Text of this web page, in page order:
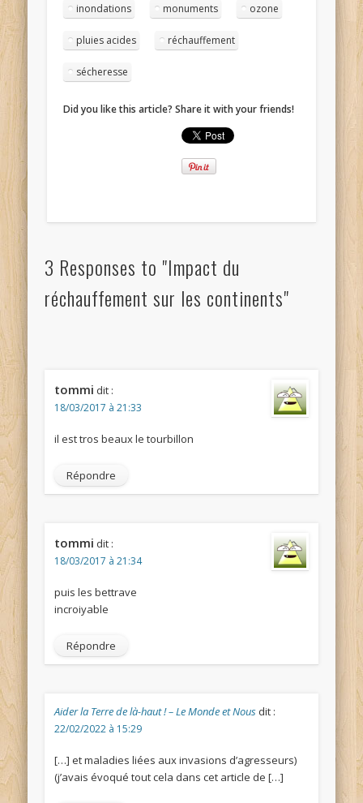
inondations monuments ozone
pluies acides réchauffement
sécheresse
Did you like this article? Share it with your friends!
3 Responses to "Impact du
réchauffement sur les continents"
tommi dit :
18/03/2017 à 21:33
il est tros beaux le tourbillon
Répondre
tommi dit :
18/03/2017 à 21:34
puis les bettrave
incroiyable
Répondre
Aider la Terre de là-haut ! – Le Monde et Nous dit :
22/02/2022 à 15:29
[…] et maladies liées aux invasions d’agresseurs)
(j’avais évoqué tout cela dans cet article de […]